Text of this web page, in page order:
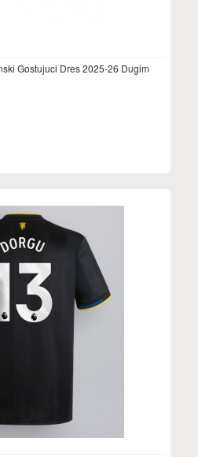
Gostujuci Dres 2025-26 Dugim